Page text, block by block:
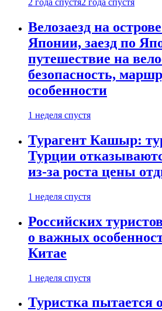
2 года спустя2 года спустя
Велозаезд на
Японии, заезд по
путешествие на
безопасность,
особенности
1 неделя спустя
Турагент Кашыр:
Турции
из-за роста цены
1 неделя спустя
Российских
о важных
Китае
1 неделя спустя
Туристка пытается